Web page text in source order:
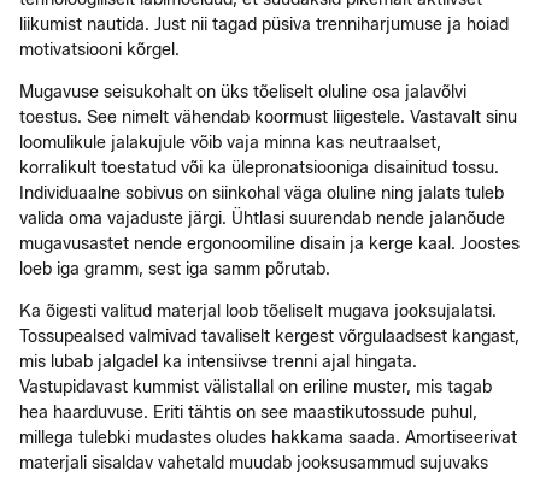
liikumist nautida. Just nii tagad püsiva trenniharjumuse ja hoiad
motivatsiooni kõrgel.
Mugavuse seisukohalt on üks tõeliselt oluline osa jalavõlvi
toestus. See nimelt vähendab koormust liigestele. Vastavalt sinu
loomulikule jalakujule võib vaja minna kas neutraalset,
korralikult toestatud või ka ülepronatsiooniga disainitud tossu.
Individuaalne sobivus on siinkohal väga oluline ning jalats tuleb
valida oma vajaduste järgi. Ühtlasi suurendab nende jalanõude
mugavusastet nende ergonoomiline disain ja kerge kaal. Joostes
loeb iga gramm, sest iga samm põrutab.
Ka õigesti valitud materjal loob tõeliselt mugava jooksujalatsi.
Tossupealsed valmivad tavaliselt kergest võrgulaadsest kangast,
mis lubab jalgadel ka intensiivse trenni ajal hingata.
Vastupidavast kummist välistallal on eriline muster, mis tagab
hea haarduvuse. Eriti tähtis on see maastikutossude puhul,
millega tulebki mudastes oludes hakkama saada. Amortiseerivat
materjali sisaldav vahetald muudab jooksusammud sujuvaks